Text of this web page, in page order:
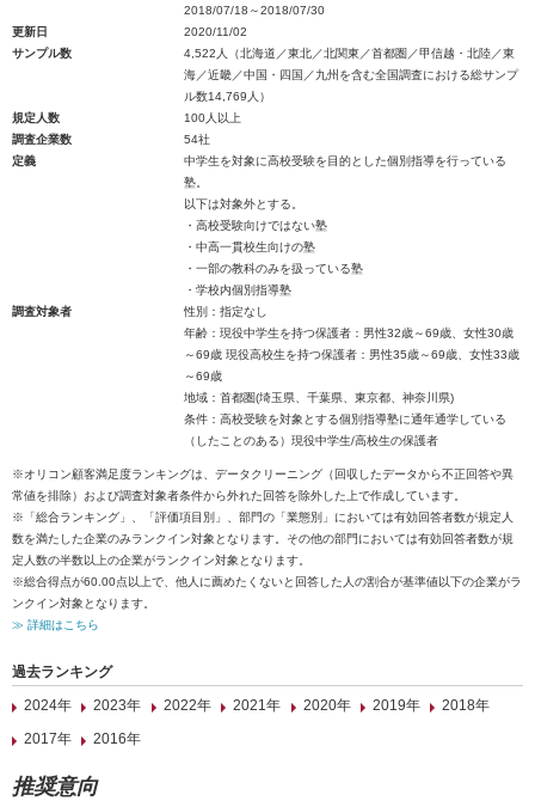
2018/07/18～2018/07/30
更新日
2020/11/02
サンプル数
4,522人（北海道／東北／北関東／首都圏／甲信越・北陸／東
海／近畿／中国・四国／九州を含む全国調査における総サンプ
ル数14,769人）
規定人数
100人以上
調査企業数
54社
定義
中学生を対象に高校受験を目的とした個別指導を行っている
塾。
以下は対象外とする。
・高校受験向けではない塾
・中高一貫校生向けの塾
・一部の教科のみを扱っている塾
・学校内個別指導塾
調査対象者
性別：指定なし
年齢：現役中学生を持つ保護者：男性32歳～69歳、女性30歳
～69歳 現役高校生を持つ保護者：男性35歳～69歳、女性33歳
～69歳
地域：首都圏(埼玉県、千葉県、東京都、神奈川県)
条件：高校受験を対象とする個別指導塾に通年通学している
（したことのある）現役中学生/高校生の保護者
※オリコン顧客満足度ランキングは、データクリーニング（回収したデータから不正回答や異
常値を排除）および調査対象者条件から外れた回答を除外した上で作成しています。
※「総合ランキング」、「評価項目別」、部門の「業態別」においては有効回答者数が規定人
数を満たした企業のみランクイン対象となります。その他の部門においては有効回答者数が規
定人数の半数以上の企業がランクイン対象となります。
※総合得点が60.00点以上で、他人に薦めたくないと回答した人の割合が基準値以下の企業がラ
ンクイン対象となります。
≫ 詳細はこちら
過去ランキング
2024年
2023年 2022年 2021年 2020年 2019年
2018年
2017年
2016年
推奨意向